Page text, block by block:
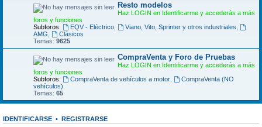
Resto modelos
Haz LOGIN en Identificarme y accederás a más
foros y funciones
Subforos:
EQV - Eléctrico, Viano, Vito, Sprinter y otros industriales
AMG
Clásicos
Temas: 9625
CompraVenta y Foro de Pruebas
Haz LOGIN en Identificarme y accederás a más
foros y funciones
Subforos:
CompraVenta de vehículos a motor,
CompraVenta (NO
vehículos)
Temas: 65
IDENTIFICARSE • REGISTRARSE